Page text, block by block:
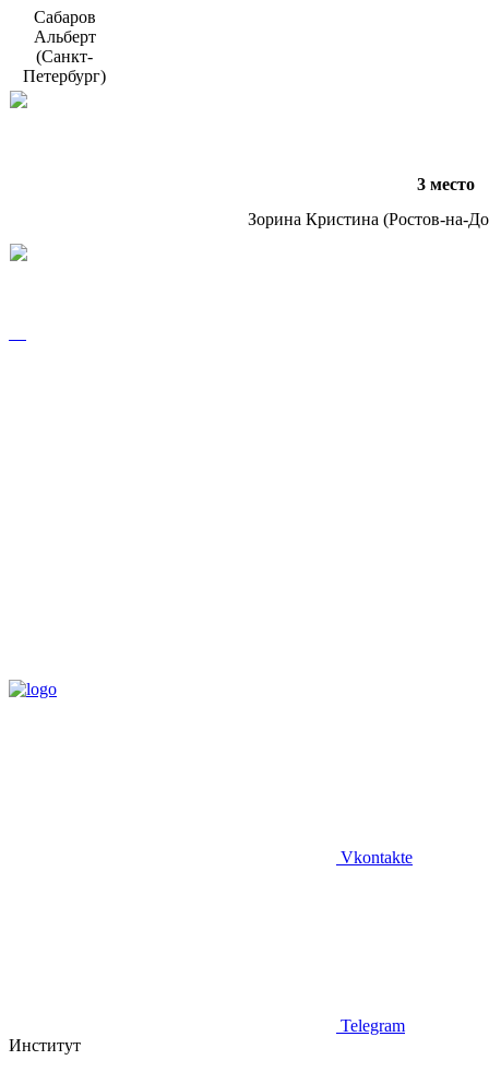
Сабаров
Альберт
(Санкт-
Петербург)
3 место
Зорина Кристина (Ростов-на-
Vkontakte
Telegram
Институт